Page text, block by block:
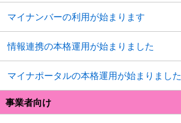
マイナンバーの利用が始まります
情報連携の本格運用が始まりました
マイナポータルの本格運用が始まりました
事業者向け